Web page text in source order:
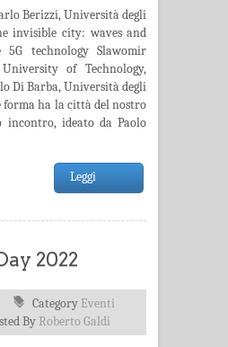
Berizzi, Università degli
invisible city: waves and
technology Slawomir
of Technology,
Di Barba, Università degli
forma ha la città del nostro
incontro, ideato da Paolo
Leggi
2022
Category Eventi
ByRoberto Galdi